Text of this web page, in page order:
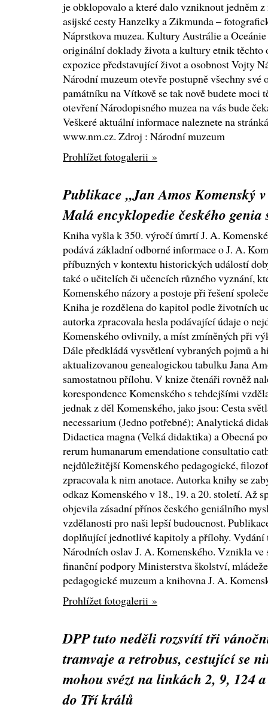
je obklopovalo a které dalo vzniknout jedněm
asijské cesty Hanzelky a Zikmunda –
Náprstkova muzea. Kultury Austrálie a
originální doklady života a kultury etnik těchto
expozice představující život a osobnost Vojty
Národní muzeum otevře postupně všechny
památníku na Vítkově se tak nově budete moci
otevření Národopisného muzea na vás bude
Veškeré aktuální informace naleznete na
www.nm.cz. Zdroj : Národní muzeum
Prohlížet fotogalerii »
Publikace „Jan Amos Komenský
Malá encyklopedie českého genia
Kniha vyšla k 350. výročí úmrtí J. A.
podává základní odborné informace o J. A.
příbuzných v kontextu historických událostí
také o učitelích či učencích různého vyznání,
Komenského názory a postoje při řešení
Kniha je rozdělena do kapitol podle životních
autorka zpracovala hesla podávající údaje o
Komenského ovlivnily, a míst zmíněných při
Dále předkládá vysvětlení vybraných pojmů a
aktualizovanou genealogickou tabulku Jana
samostatnou přílohu. V knize čtenáři rovněž
korespondence Komenského s tehdejšími
jednak z děl Komenského, jako jsou: Cesta
necessarium (Jedno potřebné); Analytická
Didactica magna (Velká didaktika) a Obecná
rerum humanarum emendatione consultatio
nejdůležitější Komenského pedagogické,
zpracovala k nim anotace. Autorka knihy se
odkaz Komenského v 18., 19. a 20. století. Až
objevila zásadní přínos českého geniálního
vzdělanosti pro naši lepší budoucnost.
doplňující jednotlivé kapitoly a přílohy. Vydání
Národních oslav J. A. Komenského. Vznikla
finanční podpory Ministerstva školství,
pedagogické muzeum a knihovna J. A.
Prohlížet fotogalerii »
DPP tuto neděli rozsvítí tři
tramvaje a retrobus, cestující se
mohou svézt na linkách 2, 9, 124
do Tří králů